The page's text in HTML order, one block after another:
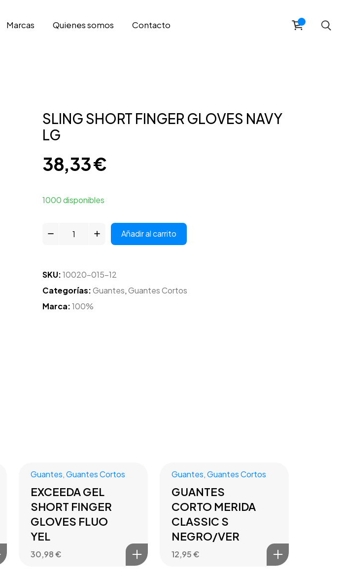
Marcas Qui­enes somos Contacto
SLING SHORT FINGER GLOVES NAVY
LG
38,33€
1000 disponibles
Añadir al carrito
SKU:10020-015-12
Categorías:Guantes,Guantes Cortos
Marca:100%
Guantes,Guantes Cortos
EXCEEDA GEL
SHORT FINGER
GLOVES FLUO
YEL
30,98€
Guantes,Guantes Cortos
GUANTES
CORTO MERIDA
CLASSIC S
NEGRO/VER
12,95€